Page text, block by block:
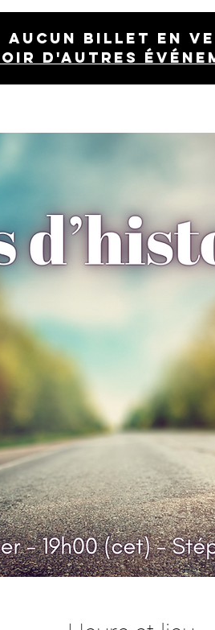
Aucun billet en
d'autres